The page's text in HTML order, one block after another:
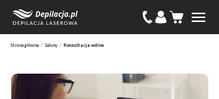
Strona główna / Salony / Konsultacja online